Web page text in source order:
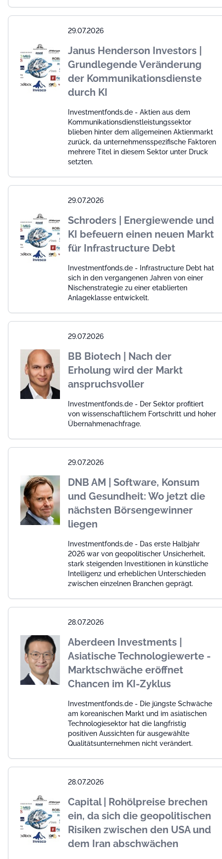
29.07.2026
Janus Henderson Investors |
Grundlegende Veränderung
der Kommunikationsdienste
durch KI
Investmentfonds.de - Aktien aus dem
Kommunikationsdienstleistungssektor
blieben hinter dem allgemeinen Aktienmarkt
zurück, da unternehmensspezifische Faktoren
mehrere Titel in diesem Sektor unter Druck
setzten.
29.07.2026
Schroders | Energiewende und
KI befeuern einen neuen Markt
für Infrastructure Debt
Investmentfonds.de - Infrastructure Debt hat
sich in den vergangenen Jahren von einer
Nischenstrategie zu einer etablierten
Anlageklasse entwickelt.
29.07.2026
BB Biotech | Nach der
Erholung wird der Markt
anspruchsvoller
Investmentfonds.de - Der Sektor profitiert
von wissenschaftlichem Fortschritt und hoher
Übernahmenachfrage.
29.07.2026
DNB AM | Software, Konsum
und Gesundheit: Wo jetzt die
nächsten Börsengewinner
liegen
Investmentfonds.de - Das erste Halbjahr
2026 war von geopolitischer Unsicherheit,
stark steigenden Investitionen in künstliche
Intelligenz und erheblichen Unterschieden
zwischen einzelnen Branchen geprägt.
28.07.2026
Aberdeen Investments |
Asiatische Technologiewerte -
Marktschwäche eröffnet
Chancen im KI-Zyklus
Investmentfonds.de - Die jüngste Schwäche
am koreanischen Markt und im asiatischen
Technologiesektor hat die langfristig
positiven Aussichten für ausgewählte
Qualitätsunternehmen nicht verändert.
28.07.2026
Capital | Rohölpreise brechen
ein, da sich die geopolitischen
Risiken zwischen den USA und
dem Iran abschwächen